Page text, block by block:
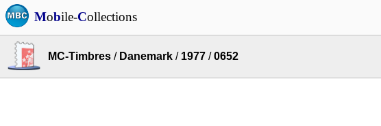
Mobile-Collections
MC-Timbres / Danemark / 1977 /0652